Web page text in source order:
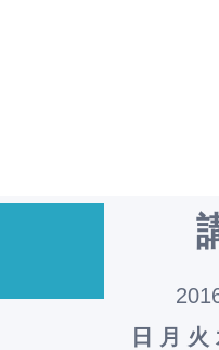
日
月 火